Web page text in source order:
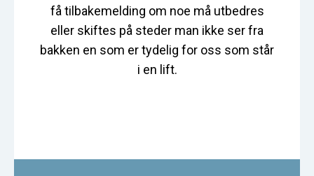
få tilbakemelding om noe må utbedres
eller skiftes på steder man ikke ser fra
bakken en som er tydelig for oss som står
i en lift.